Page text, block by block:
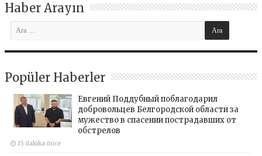
Haber Arayın
Popüler Haberler
Евгений Поддубный поблагодарил
добровольцев Белгородской области за
мужество в спасении пострадавших от
обстрелов
15 dakika önce